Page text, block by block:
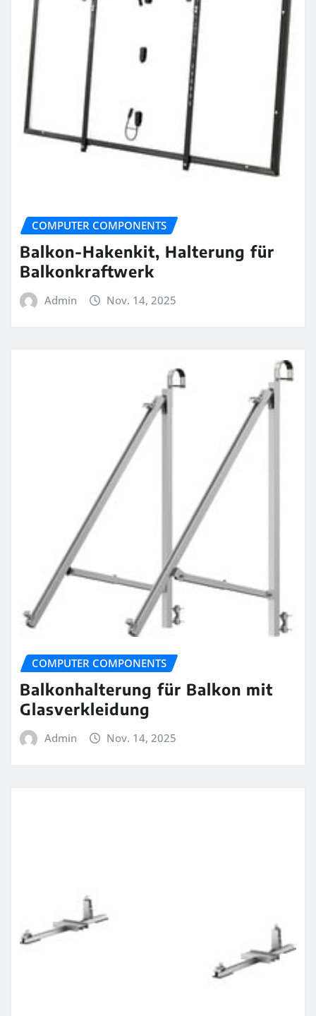
COMPUTER COMPONENTS
Balkon-Hakenkit, Halterung für
Balkonkraftwerk
Admin Nov. 14, 2025
COMPUTER COMPONENTS
Balkonhalterung für Balkon mit
Glasverkleidung
Admin Nov. 14, 2025